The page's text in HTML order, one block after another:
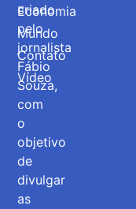
criado
pelo
jornalista
Fábio
Souza,
com
o
objetivo
de
divulgar
as
Economia
Mundo
Contato
Vídeo